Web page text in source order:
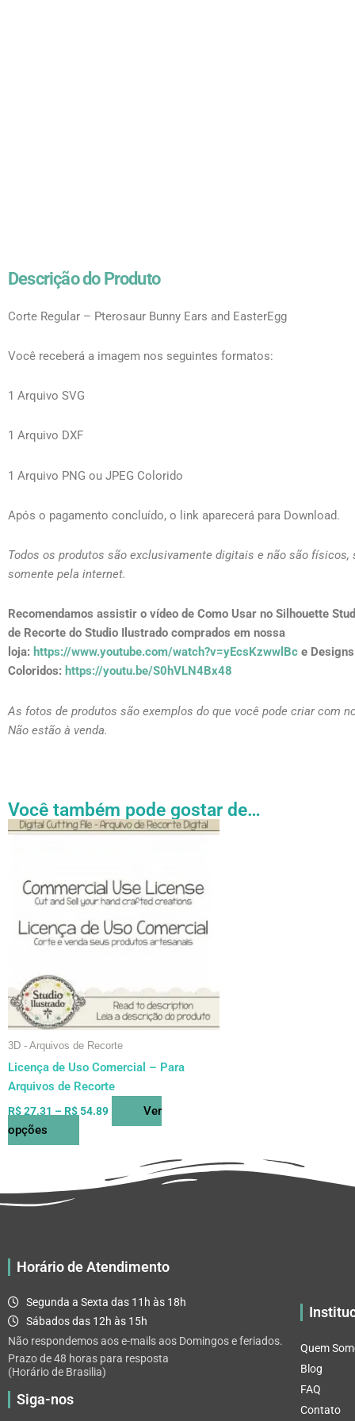
Descrição do Produto
Corte Regular – Pterosaur Bunny Ears and EasterEgg
Você receberá a imagem nos seguintes formatos:
1 Arquivo SVG
1 Arquivo DXF
1 Arquivo PNG ou JPEG Colorido
Após o pagamento concluído, o link aparecerá para Download.
Todos os produtos são exclusivamente digitais e não são físicos,
somente pela internet.
Recomendamos assistir o vídeo de Como Usar no Silhouette
de Recorte do Studio Ilustrado comprados em nossa
loja: https://www.youtube.com/watch?v=yEcsKzwwlBc e Designs
Coloridos: https://youtu.be/S0hVLN4Bx48
As fotos de produtos são exemplos do que você pode criar com
Não estão à venda.
Você também pode gostar de…
3D - Arquivos de Recorte
Licença de Uso Comercial – Para
Arquivos de Recorte
R$27.31 – R$ 54.89
Faixa
de
através
R$ 54.89
Ver
opções
Este
várias
variantes.
As
opções
escolhidas
produto
Horário de Atendimento
Segunda a Sexta das 11h às 18h
Sábados das 12h às 15h
Não respondemos aos e-mails aos Domingos e feriados.
Prazo de 48 horas para resposta
(Horário de Brasilia)
Siga-nos
Quem
Blog
FAQ
Contato